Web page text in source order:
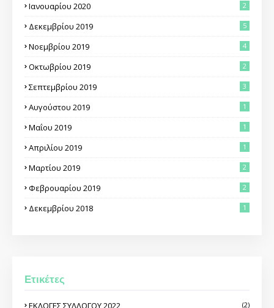
Ιανουαρίου 2020 2
Δεκεμβρίου 2019 5
Νοεμβρίου 2019 4
Οκτωβρίου 2019 2
Σεπτεμβρίου 2019 3
Αυγούστου 2019 1
Μαΐου 2019 1
Απριλίου 2019 1
Μαρτίου 2019 2
Φεβρουαρίου 2019 2
Δεκεμβρίου 2018 1
Ετικέτες
ΕΚΛΟΓΕΣ ΣΥΛΛΟΓΟΥ 2022 (2)